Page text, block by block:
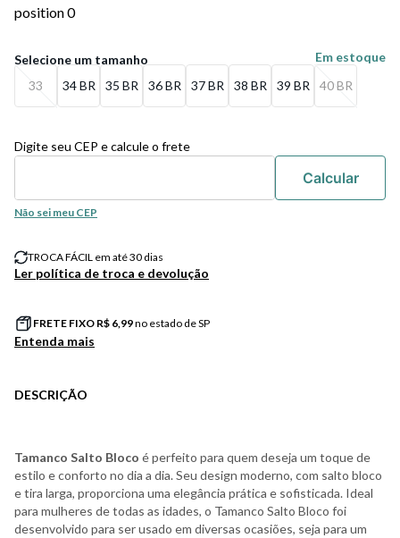
position 0
33 34 BR 35 BR 36 BR 37 BR 38 BR 39 BR 40 BR
Em estoque
Digite seu CEP e calcule o frete
Não sei meu CEP
TROCA FÁCIL em até 30 dias
Ler política de troca e devolução
FRETE FIXO R$ 6,99no estado de SP
Entenda mais
DESCRIÇÃO
Tamanco Salto Bloco é perfeito para quem deseja um toque de
estilo e conforto no dia a dia. Seu design moderno, com salto bloco
e tira larga, proporciona uma elegância prática e sofisticada. Ideal
para mulheres de todas as idades, o Tamanco Salto Bloco foi
desenvolvido para ser usado em diversas ocasiões, seja para um